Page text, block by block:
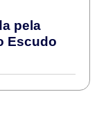
pela
Escudo